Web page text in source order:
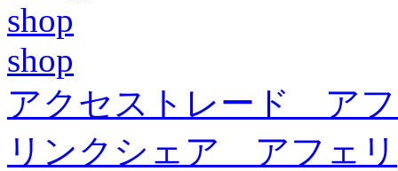
shop
shop
アクセストレード ア
リンクシェア アフェリ